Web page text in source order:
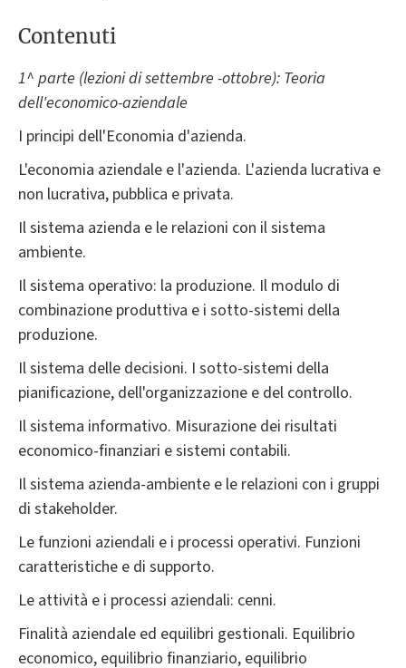
Contenuti
1^ parte (lezioni di settembre -ottobre): Teoria
dell'economico-aziendale
I principi dell'Economia d'azienda.
L'economia aziendale e l'azienda. L'azienda lucrativa e
non lucrativa, pubblica e privata.
Il sistema azienda e le relazioni con il sistema
ambiente.
Il sistema operativo: la produzione. Il modulo di
combinazione produttiva e i sotto-sistemi della
produzione.
Il sistema delle decisioni. I sotto-sistemi della
pianificazione, dell'organizzazione e del controllo.
Il sistema informativo. Misurazione dei risultati
economico-finanziari e sistemi contabili.
Il sistema azienda-ambiente e le relazioni con i gruppi
di stakeholder.
Le funzioni aziendali e i processi operativi. Funzioni
caratteristiche e di supporto.
Le attività e i processi aziendali: cenni.
Finalità aziendale ed equilibri gestionali. Equilibrio
economico, equilibrio finanziario, equilibrio